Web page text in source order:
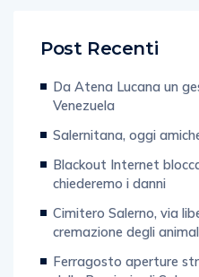
Venezuela
Salernitana, oggi
Blackout Internet
chiederemo i danni
Cimitero Salerno, via
cremazione degli
Ferragosto aperture
della Provincia di